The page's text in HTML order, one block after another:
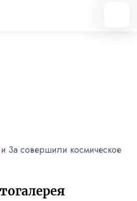
3а совершили космическое